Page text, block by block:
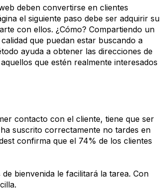
deben convertirse en clientes
el siguiente paso debe ser adquirir su
con ellos. ¿Cómo? Compartiendo un
que puedan estar buscando a
ayuda a obtener las direcciones de
que estén realmente interesados
contacto con el cliente, tiene que ser
suscrito correctamente no tardes en
confirma que el 74% de los clientes
bienvenida le facilitará la tarea. Con